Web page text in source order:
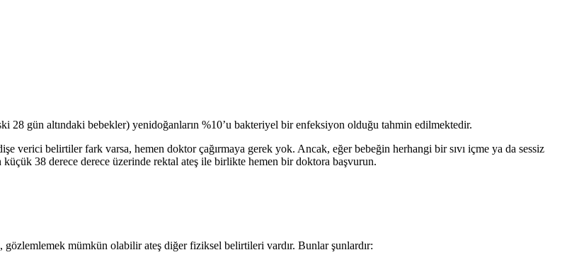
gün altındaki bebekler) yenidoğanların %10’u bakteriyel bir enfeksiyon olduğu tahmin edilmektedir.
verici belirtiler fark varsa, hemen doktor çağırmaya gerek yok. Ancak, eğer bebeğin herhangi bir sıvı içme ya da sessiz
38 derece derece üzerinde rektal ateş ile birlikte hemen bir doktora başvurun.
gözlemlemek mümkün olabilir ateş diğer fiziksel belirtileri vardır. Bunlar şunlardır: